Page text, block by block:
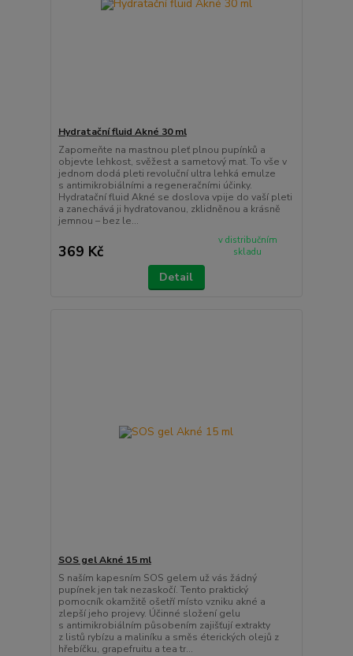
Hydratační fluid Akné 30 ml
Zapomeňte na mastnou pleť plnou pupínků a
objevte lehkost, svěžest a sametový mat. To vše v
jednom dodá pleti revoluční ultra lehká emulze
s antimikrobiálními a regeneračními účinky.
Hydratační fluid Akné se doslova vpije do vaší pleti
a zanechává ji hydratovanou, zklidněnou a krásně
jemnou – bez le...
369 Kč
v distribučním
skladu
Detail
SOS gel Akné 15 ml
S naším kapesním SOS gelem už vás žádný
pupínek jen tak nezaskočí. Tento praktický
pomocník okamžitě ošetří místo vzniku akné a
zlepší jeho projevy. Účinné složení gelu
s antimikrobiálním působením zajišťují extrakty
z listů rybízu a maliníku a směs éterických olejů z
hřebíčku, grapefruitu a tea tr...